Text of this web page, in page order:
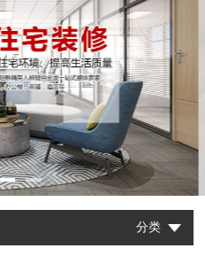
分类